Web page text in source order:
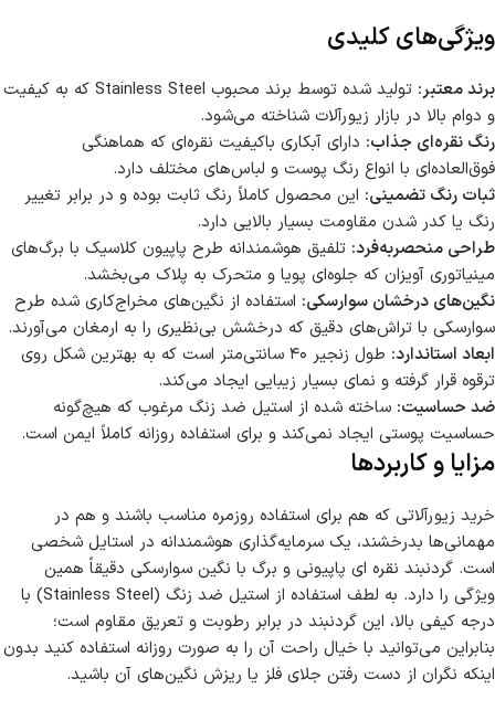
ویژگی‌های کلیدی
برند معتبر:
تولید شده توسط برند محبوب Stainless Steel که به کیفیت
و دوام بالا در بازار زیورآلات شناخته می‌شود.
رنگ نقره‌ای جذاب: دارای آبکاری باکیفیت نقره‌ای که هماهنگی
فوق‌العاده‌ای با انواع رنگ پوست و لباس‌های مختلف دارد.
ثبات رنگ تضمینی: این محصول کاملاً رنگ ثابت بوده و در برابر تغییر
رنگ یا کدر شدن مقاومت بسیار بالایی دارد.
طراحی منحصر‌به‌فرد: تلفیق هوشمندانه طرح پاپیون کلاسیک با برگ‌های
مینیاتوری آویزان که جلوه‌ای پویا و متحرک به پلاک می‌بخشد.
نگین‌های درخشان سوارسکی: استفاده از نگین‌های مخراج‌کاری شده طرح
سوارسکی با تراش‌های دقیق که درخشش بی‌نظیری را به ارمغان می‌آورند.
ابعاد استاندارد:
طول زنجیر ۴۰ سانتی‌متر است که به بهترین شکل روی
ترقوه قرار گرفته و نمای بسیار زیبایی ایجاد می‌کند.
ضد حساسیت: ساخته شده از استیل ضد زنگ مرغوب که هیچ‌گونه
حساسیت پوستی ایجاد نمی‌کند و برای استفاده روزانه کاملاً ایمن است.
مزایا و کاربردها
خرید زیورآلاتی که هم برای استفاده روزمره مناسب باشند و هم در
مهمانی‌ها بدرخشند، یک سرمایه‌گذاری هوشمندانه در استایل شخصی
است. گردنبند نقره ای پاپیونی و برگ با نگین سوارسکی دقیقاً همین
ویژگی را دارد. به لطف استفاده از استیل ضد زنگ (Stainless Steel) با
درجه کیفی بالا، این گردنبند در برابر رطوبت و تعریق مقاوم است؛
بنابراین می‌توانید با خیال راحت آن را به صورت روزانه استفاده کنید بدون
اینکه نگران از دست رفتن جلای فلز یا ریزش نگین‌های آن باشید.